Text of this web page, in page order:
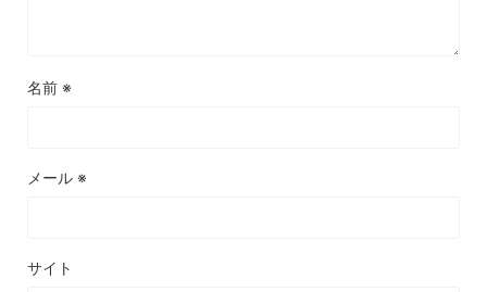
名前 ※
メール ※
サイト